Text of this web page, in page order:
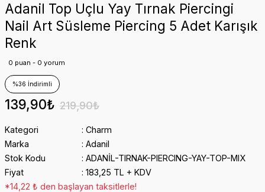
Adanil Top Uçlu Yay Tırnak Piercingi
Nail Art Süsleme Piercing 5 Adet Karışık
Renk
0 puan - 0 yorum
%36 İndirimli
139,90₺ 219,90₺
Kategori
Charm
Marka
Adanil
Stok Kodu
ADANİL-TIRNAK-PIERCING-YAY-TOP-MIX
Fiyat
183,25 TL + KDV
*14,22 ₺ den başlayan taksitlerle!